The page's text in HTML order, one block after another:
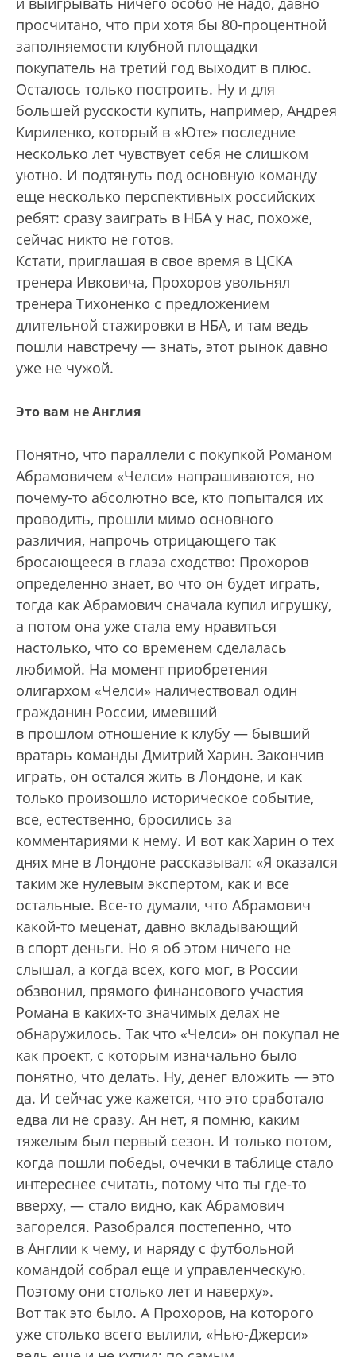
просчитано, что при хотя бы 80-процентной
заполняемости клубной площадки
покупатель на третий год выходит в плюс.
Осталось только построить. Ну и для
большей русскости купить, например, Андрея
Кириленко, который в «Юте» последние
несколько лет чувствует себя не слишком
уютно. И подтянуть под основную команду
еще несколько перспективных российских
ребят: сразу заиграть в НБА у нас, похоже,
сейчас никто не готов.
Кстати, приглашая в свое время в ЦСКА
тренера Ивковича, Прохоров увольнял
тренера Тихоненко с предложением
длительной стажировки в НБА, и там ведь
пошли навстречу — знать, этот рынок давно
уже не чужой.
Это вам не Англия
Понятно, что параллели с покупкой Романом
Абрамовичем «Челси» напрашиваются, но
почему-то абсолютно все, кто попытался их
проводить, прошли мимо основного
различия, напрочь отрицающего так
бросающееся в глаза сходство: Прохоров
определенно знает, во что он будет играть,
тогда как Абрамович сначала купил игрушку,
а потом она уже стала ему нравиться
настолько, что со временем сделалась
любимой. На момент приобретения
олигархом «Челси» наличествовал один
гражданин России, имевший
в прошлом отношение к клубу — бывший
вратарь команды Дмитрий Харин. Закончив
играть, он остался жить в Лондоне, и как
только произошло историческое событие,
все, естественно, бросились за
комментариями к нему. И вот как Харин о тех
днях мне в Лондоне рассказывал: «Я оказался
таким же нулевым экспертом, как и все
остальные. Все-то думали, что Абрамович
какой-то меценат, давно вкладывающий
в спорт деньги. Но я об этом ничего не
слышал, а когда всех, кого мог, в России
обзвонил, прямого финансового участия
Романа в каких-то значимых делах не
обнаружилось. Так что «Челси» он покупал не
как проект, с которым изначально было
понятно, что делать. Ну, денег вложить — это
да. И сейчас уже кажется, что это сработало
едва ли не сразу. Ан нет, я помню, каким
тяжелым был первый сезон. И только потом,
когда пошли победы, очечки в таблице стало
интереснее считать, потому что ты где-то
вверху, — стало видно, как Абрамович
загорелся. Разобрался постепенно, что
в Англии к чему, и наряду с футбольной
командой собрал еще и управленческую.
Поэтому они столько лет и наверху».
Вот так это было. А Прохоров, на которого
уже столько всего вылили, «Нью-Джерси»